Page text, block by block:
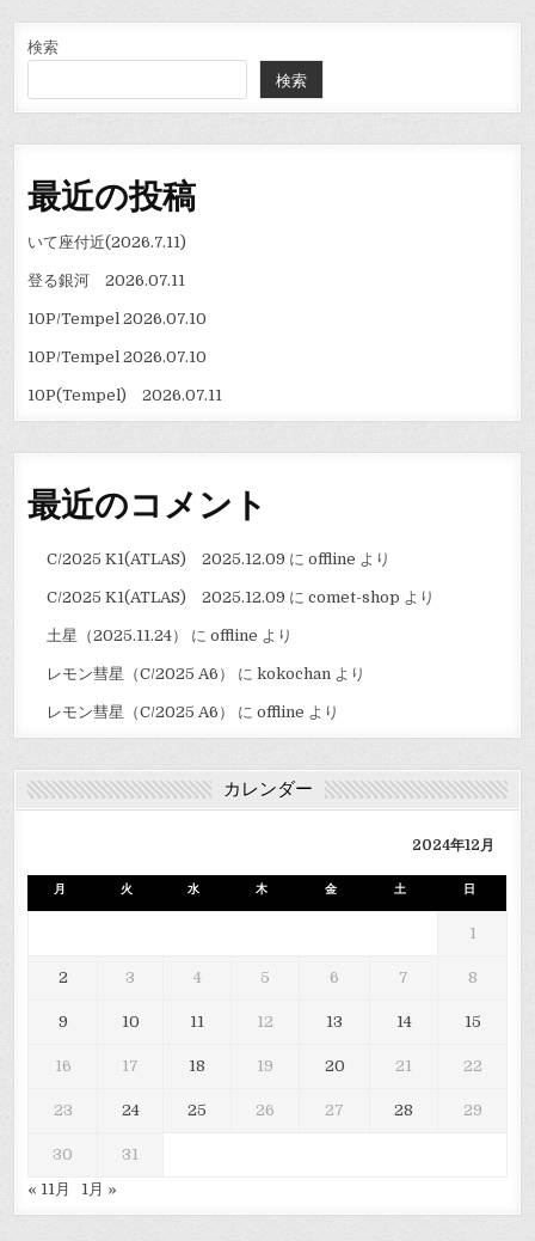
ゲ
ー
シ
ョ
ン
検索
検索
最近の投稿
いて座付近(2026.7.11)
登る銀河 2026.07.11
10P/Tempel 2026.07.10
10P/Tempel 2026.07.10
10P(Tempel) 2026.07.11
最近のコメント
C/2025 K1(ATLAS) 2025.12.09 に offline より
C/2025 K1(ATLAS) 2025.12.09 に comet-shop より
土星（2025.11.24） に offline より
レモン彗星（C/2025 A6） に kokochanより
レモン彗星（C/2025 A6） に offline より
カレンダー
2024年12月
月 火 水 木 金 土 日
1
2 3 4 5 6 7 8
9 10 11 12 13 14 15
16 17 18 19 20 21 22
23 24 25 26 27 28 29
30
31
« 11月
1月 »